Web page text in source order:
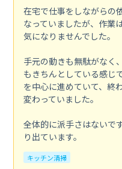
在宅で仕事をしながらの
なっていましたが、作業
気になりませんでした。
手元の動きも無駄がなく
もきちんとしている感じ
を中心に進めていて、終
変わっていました。
全体的に派手さはないで
り出ています。
キッチン清掃